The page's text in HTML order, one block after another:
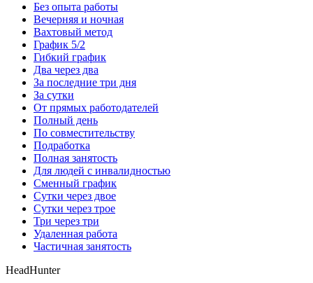
Без опыта работы
Вечерняя и ночная
Вахтовый метод
График 5/2
Гибкий график
Два через два
За последние три дня
За сутки
От прямых работодателей
Полный день
По совместительству
Подработка
Полная занятость
Для людей с инвалидностью
Сменный график
Сутки через двое
Сутки через трое
Три через три
Удаленная работа
Частичная занятость
HeadHunter